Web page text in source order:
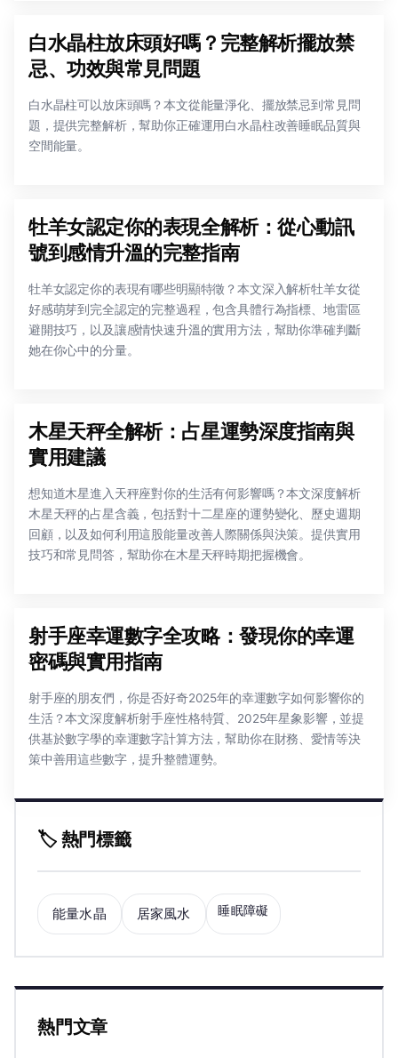
白水晶柱放床頭好嗎？完整解析擺放禁
忌、功效與常見問題
白水晶柱可以放床頭嗎？本文從能量淨化、擺放禁忌到常見問
題，提供完整解析，幫助你正確運用白水晶柱改善睡眠品質與
空間能量。
牡羊女認定你的表現全解析：從心動訊
號到感情升溫的完整指南
牡羊女認定你的表現有哪些明顯特徵？本文深入解析牡羊女從
好感萌芽到完全認定的完整過程，包含具體行為指標、地雷區
避開技巧，以及讓感情快速升溫的實用方法，幫助你準確判斷
她在你心中的分量。
木星天秤全解析：占星運勢深度指南與
實用建議
想知道木星進入天秤座對你的生活有何影響嗎？本文深度解析
木星天秤的占星含義，包括對十二星座的運勢變化、歷史週期
回顧，以及如何利用這股能量改善人際關係與決策。提供實用
技巧和常見問答，幫助你在木星天秤時期把握機會。
射手座幸運數字全攻略：發現你的幸運
密碼與實用指南
射手座的朋友們，你是否好奇2025年的幸運數字如何影響你的
生活？本文深度解析射手座性格特質、2025年星象影響，並提
供基於數字學的幸運數字計算方法，幫助你在財務、愛情等決
策中善用這些數字，提升整體運勢。
🏷️ 熱門標籤
能量水晶 居家風水 睡眠障礙
熱門文章